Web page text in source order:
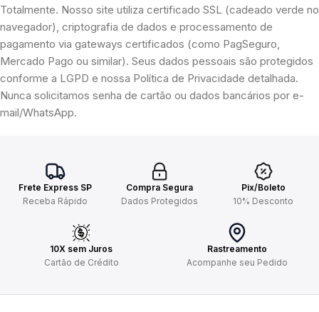
Totalmente. Nosso site utiliza certificado SSL (cadeado verde no
navegador), criptografia de dados e processamento de
pagamento via gateways certificados (como PagSeguro,
Mercado Pago ou similar). Seus dados pessoais são protegidos
conforme a LGPD e nossa Política de Privacidade detalhada.
Nunca solicitamos senha de cartão ou dados bancários por e-
mail/WhatsApp.
Frete Express SP
Receba Rápido
Compra Segura
Dados Protegidos
Pix/Boleto
10% Desconto
10X sem Juros
Cartão de Crédito
Rastreamento
Acompanhe seu Pedido